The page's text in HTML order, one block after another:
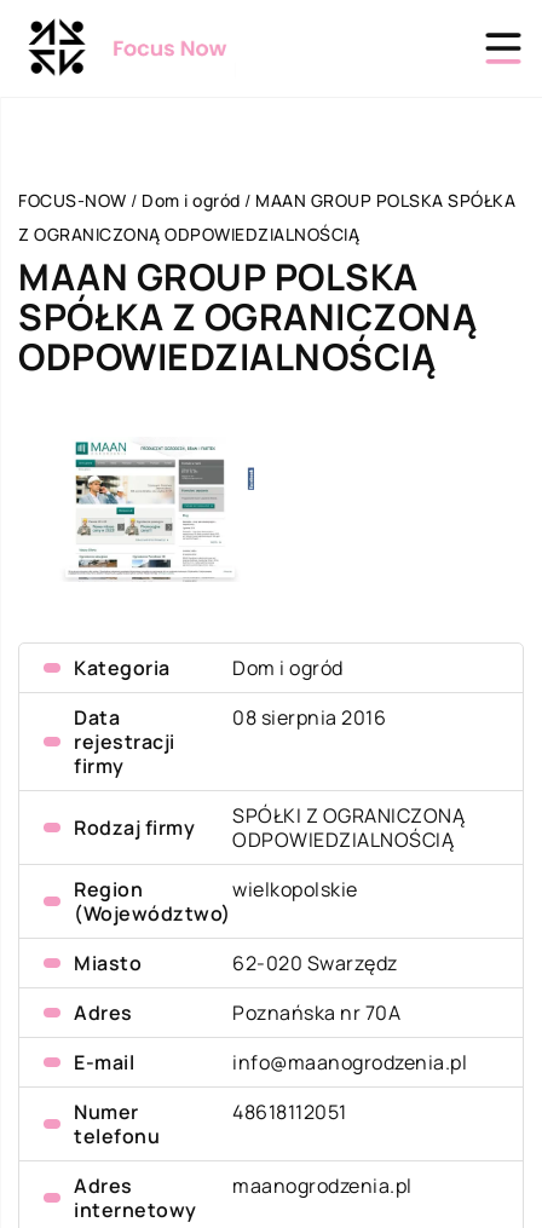
FOCUS-NOW / Dom i ogród / MAAN GROUP POLSKA SPÓŁKA
Z OGRANICZONĄ ODPOWIEDZIALNOŚCIĄ
MAAN GROUP POLSKA
SPÓŁKA Z OGRANICZONĄ
ODPOWIEDZIALNOŚCIĄ
Kategoria
Dom i ogród
Data
rejestracji
firmy
08 sierpnia 2016
Rodzaj firmy
SPÓŁKI Z OGRANICZONĄ
ODPOWIEDZIALNOŚCIĄ
Region
(Województwo)
wielkopolskie
Miasto
62-020 Swarzędz
Adres
Poznańska nr 70A
E-mail
info@maanogrodzenia.pl
Numer
telefonu
48618112051
Adres
internetowy
maanogrodzenia.pl